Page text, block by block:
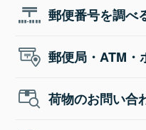
郵便番号を調べ
郵便局・ATM・
荷物のお問い合